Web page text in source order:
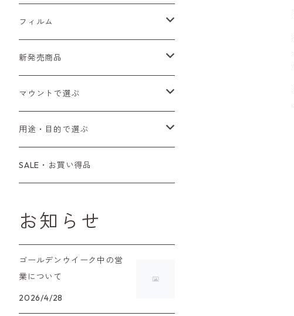
Sシリーズ
Fシリーズ（一桁＋F100）
Canon（キヤノン）
レンジファインダー（7、P）
PENTAX（ペンタックス）
SL、SP
K2、KX、KM
M42単焦点レンズ
CONTAX（コンタックス）
G1、G2
Tシリーズ
MINOLTA（ミノルタ）
コンパクト
α7、α9、X700
OLYMPUS（オリンパス）
PENシリーズ
XAシリーズ
35DC、35SP
HEXAR
Leica（ライカ）
フィルムカメラ
一眼レフカメラ（マニュアルフォーカス）
一眼レフカメラ（オートフォーカス）
ス）
デジタルカメラ
デジタルカメラ
一眼カメラ
ミラーレスカメラ
マニュアルレンズ
一眼レンズ
レンジファインダーレンズ
大判レンズ
レンズその他
オートフォーカスレンズ
一眼レンズ
マウントアダプター
フィルム
レンズ付きフィルム
35mm（135）カラーネガ
35mm（135）白黒ネガ
35mm（135）カラーリバーサル
新発売商品
フィルムカメラ
レンズ付きフィルム
アクセサリー・付属品
マウントで選ぶ
M42
L39
FD（キヤノン）
用途・目的で選ぶ
初心者の方へもおすすめ！
SALE・お買い得品
お知らせ
ゴールデンウイーク中の営
業について
2026/4/28